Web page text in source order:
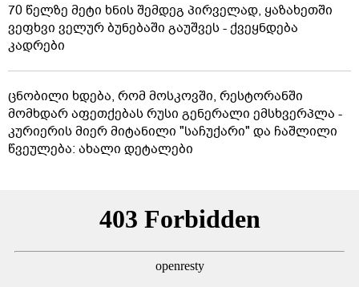
70 წელზე მეტი ხნის შემდეგ პირველად, ყაზახეთში
ვეფხვი ველურ ბუნებაში გაუშვეს - ქვეყნდება
კადრები
ცნობილი ხდება, რომ მოსკოვში, რესტორანში
მომხდარ აფეთქებას რუსი გენერალი ემსხვერპლა -
კურიერის მიერ მიტანილი "საჩუქარი" და ჩაშლილი
წვეულება: ახალი დეტალები